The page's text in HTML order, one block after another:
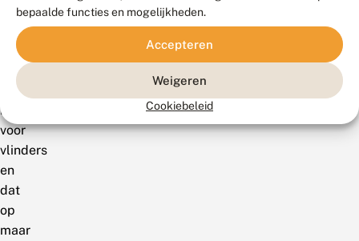
bepaalde functies en mogelijkheden.
Accepteren
Weigeren
Cookiebeleid
prachtige
bloei
volop
kansen
voor
vlinders
en
dat
op
maar